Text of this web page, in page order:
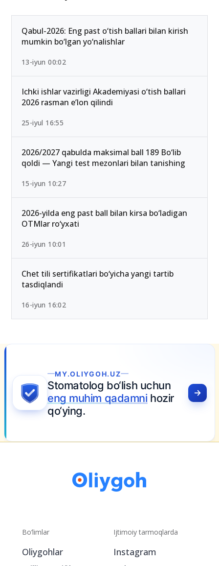
Ommabop
Qabul-2026: Eng past o‘tish ballari bilan kirish
mumkin bo‘lgan yo‘nalishlar
13-iyun 00:02
Ichki ishlar vazirligi Akademiyasi o‘tish ballari
2026 rasman e’lon qilindi
25-iyul 16:55
2026/2027 qabulda maksimal ball 189 Bo‘lib
qoldi — Yangi test mezonlari bilan tanishing
15-iyun 10:27
2026-yilda eng past ball bilan kirsa bo‘ladigan
OTMlar ro‘yxati
26-iyun 10:01
Chet tili sertifikatlari bo‘yicha yangi tartib
tasdiqlandi